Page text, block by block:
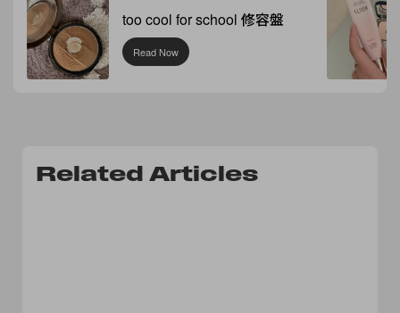
too cool for school 修容盤
Read Now
Related Articles